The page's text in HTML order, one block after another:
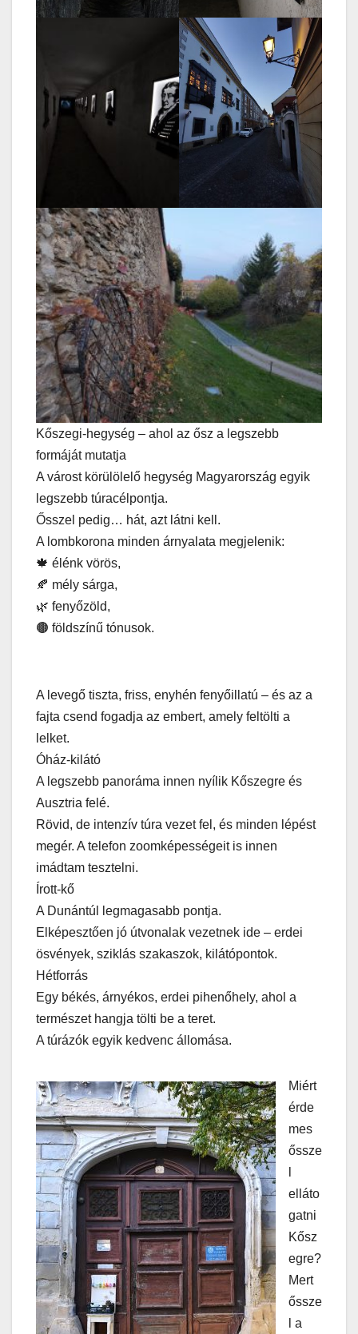
Kőszegi-hegység – ahol az ősz a legszebb
formáját mutatja
A várost körülölelő hegység Magyarország egyik
legszebb túracélpontja.
Ősszel pedig… hát, azt látni kell.
A lombkorona minden árnyalata megjelenik:
🍁 élénk vörös,
🍂 mély sárga,
🌿 fenyőzöld,
🟤 földszínű tónusok.
A levegő tiszta, friss, enyhén fenyőillatú – és az a
fajta csend fogadja az embert, amely feltölti a
lelket.
Óház-kilátó
A legszebb panoráma innen nyílik Kőszegre és
Ausztria felé.
Rövid, de intenzív túra vezet fel, és minden lépést
megér. A telefon zoomképességeit is innen
imádtam tesztelni.
Írott-kő
A Dunántúl legmagasabb pontja.
Elképesztően jó útvonalak vezetnek ide – erdei
ösvények, sziklás szakaszok, kilátópontok.
Hétforrás
Egy békés, árnyékos, erdei pihenőhely, ahol a
természet hangja tölti be a teret.
A túrázók egyik kedvenc állomása.
Miért
érde
mes
őssze
elláto
gatni
Kősz
egre?
Mert
őssze
l a